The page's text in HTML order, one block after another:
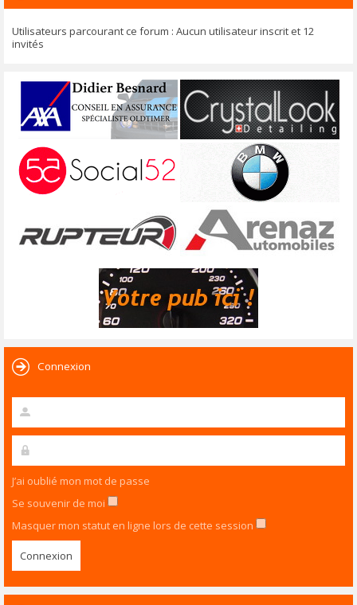
Utilisateurs parcourant ce forum : Aucun utilisateur inscrit et 12
invités
Connexion
J’ai oublié mon mot de passe
Se souvenir de moi
Masquer mon statut en ligne lors de cette session